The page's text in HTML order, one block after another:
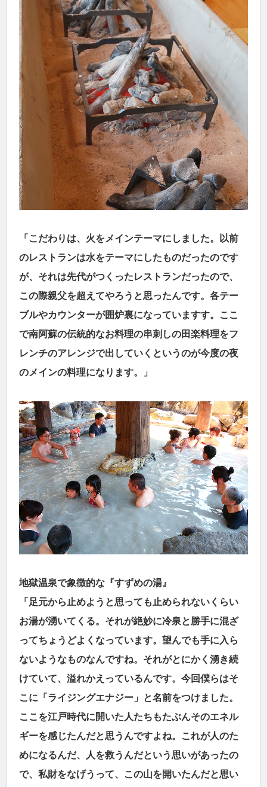
「こだわりは、火をメインテーマにしました。以前
のレストランは水をテーマにしたものだったのです
が、それは先代がつくったレストランだったので、
この際親父を超えてやろうと思ったんです。各テー
ブルやカウンターが囲炉裏になっていますす。ここ
で南阿蘇の伝統的なお料理の串刺しの田楽料理をフ
レンチのアレンジで出していくというのが今度の夜
のメインの料理になります。」
地獄温泉で象徴的な『すずめの湯』
「足元から止めようと思っても止められないくらい
お湯が湧いてくる。それが絶妙に冷泉と勝手に混ざ
ってちょうどよくなっています。望んでも手に入ら
ないようなものなんですね。それがとにかく湧き続
けていて、溢れかえっているんです。今回僕らはそ
こに「ライジングエナジー」と名前をつけました。
ここを江戸時代に開いた人たちもたぶんそのエネル
ギーを感じたんだと思うんですよね。これが人のた
めになるんだ、人を救うんだという思いがあったの
で、私財をなげうって、この山を開いたんだと思い